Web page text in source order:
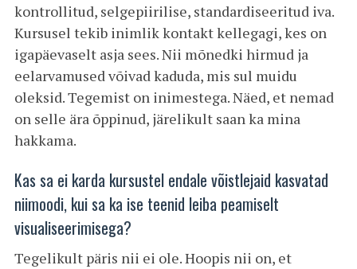
kontrollitud, selgepiirilise, standardiseeritud iva.
Kursusel tekib inimlik kontakt kellegagi, kes on
igapäevaselt asja sees. Nii mõnedki hirmud ja
eelarvamused võivad kaduda, mis sul muidu
oleksid. Tegemist on inimestega. Näed, et nemad
on selle ära õppinud, järelikult saan ka mina
hakkama.
Kas sa ei karda kursustel endale võistlejaid kasvatad
niimoodi, kui sa ka ise teenid leiba peamiselt
visualiseerimisega?
Tegelikult päris nii ei ole. Hoopis nii on, et